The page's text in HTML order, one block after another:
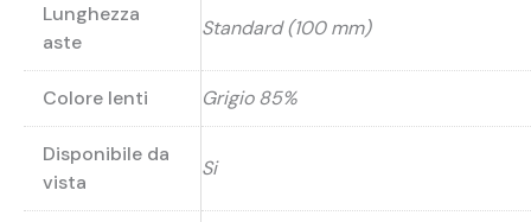
Lunghezza
aste
Standard (100 mm)
Colore lenti Grigio 85%
Disponibile da
vista
Si